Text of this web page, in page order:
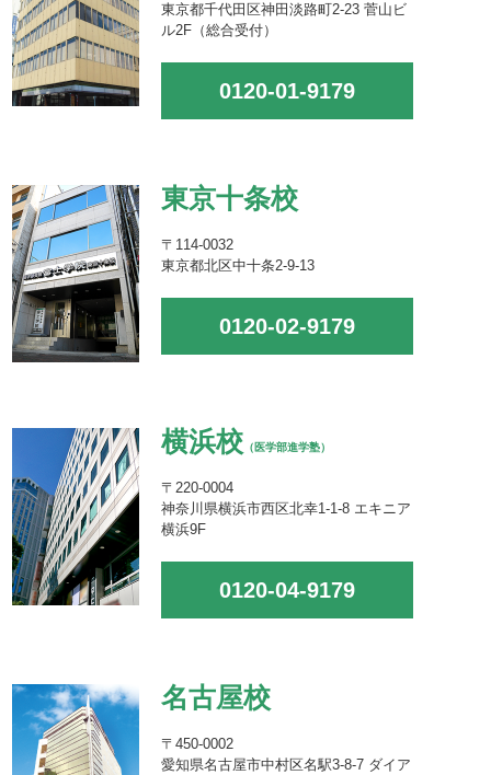
東京都千代田区神田淡路町2-23 菅山ビ
ル2F（総合受付）
0120-01-9179
東京十条校
〒114-0032
東京都北区中十条2-9-13
0120-02-9179
横浜校 （医学部進学塾）
〒220-0004
神奈川県横浜市西区北幸1-1-8 エキニア
横浜9F
0120-04-9179
名古屋校
〒450-0002
愛知県名古屋市中村区名駅3-8-7 ダイア